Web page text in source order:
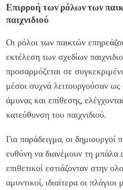
Επιρροή των ρόλων των
παιχνιδιού
Οι ρόλοι των παικτών
εκτέλεση των σχεδίων
προσαρμόζεται σε
μέσοι συχνά λειτουργούσαν
άμυνας και επίθεσης,
κατεύθυνση του παιχνιδιού.
Για παράδειγμα, οι δημιουργοί
ευθύνη να διανέμουν τη μπάλα
επιθετικοί εστιάζονταν στην
αμυντικοί, ιδιαίτερα οι